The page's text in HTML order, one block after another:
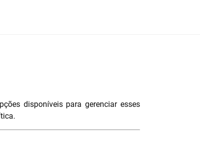
disponíveis para gerenciar esses